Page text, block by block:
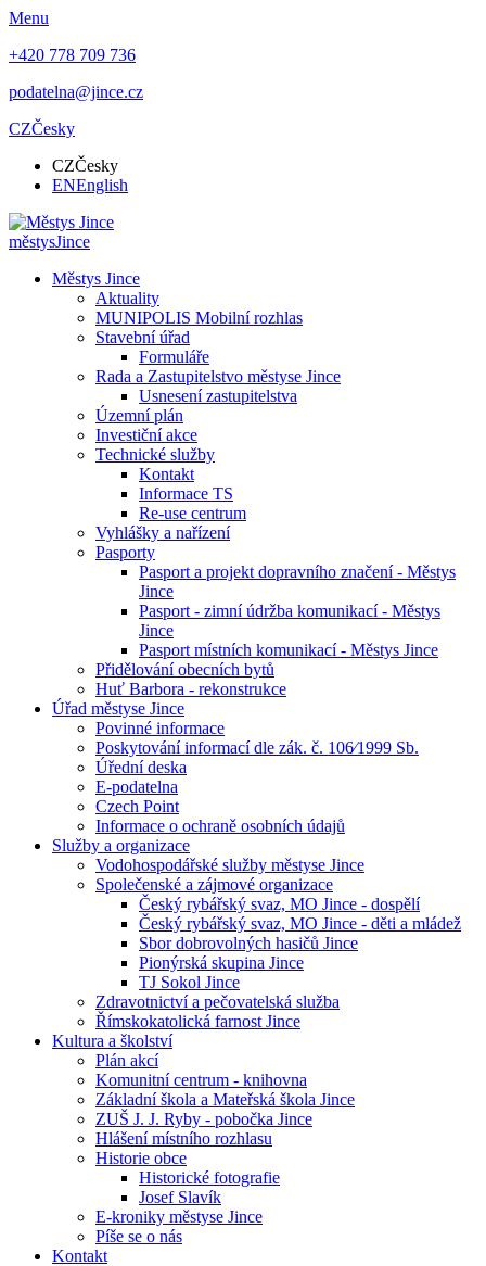
Menu
+420 778 709 736
podatelna@jince.cz
CZČesky
CZČesky
ENEnglish
městysJince
Městys Jince
Aktuality
MUNIPOLIS Mobilní rozhlas
Stavební úřad
Formuláře
Rada a Zastupitelstvo městyse Jince
Usnesení zastupitelstva
Územní plán
Investiční akce
Technické služby
Kontakt
Informace TS
Re-use centrum
Vyhlášky a nařízení
Pasporty
Pasport a projekt dopravního značení - Městys
Jince
Pasport - zimní údržba komunikací - Městys
Jince
Pasport místních komunikací - Městys Jince
Přidělování obecních bytů
Huť Barbora - rekonstrukce
Úřad městyse Jince
Povinné informace
Poskytování informací dle zák. č. 106⁄1999 Sb.
Úřední deska
E-podatelna
Czech Point
Informace o ochraně osobních údajů
Služby a organizace
Vodohospodářské služby městyse Jince
Společenské a zájmové organizace
Český rybářský svaz, MO Jince - dospělí
Český rybářský svaz, MO Jince - děti a mládež
Sbor dobrovolných hasičů Jince
Pionýrská skupina Jince
TJ Sokol Jince
Zdravotnictví a pečovatelská služba
Římskokatolická farnost Jince
Kultura a školství
Plán akcí
Komunitní centrum - knihovna
Základní škola a Mateřská škola Jince
ZUŠ J. J. Ryby - pobočka Jince
Hlášení místního rozhlasu
Historie obce
Historické fotografie
Josef Slavík
E-kroniky městyse Jince
Píše se o nás
Kontakt